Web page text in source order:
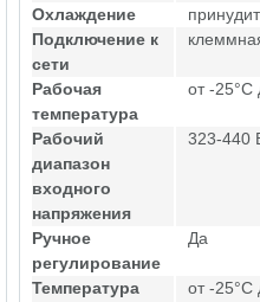
Охлаждение
Подключение к
сети
Рабочая
температура
от -25°C
Рабочий
диапазон
входного
напряжения
323-440
Ручное
регулирование
Да
Температура
от -25°C